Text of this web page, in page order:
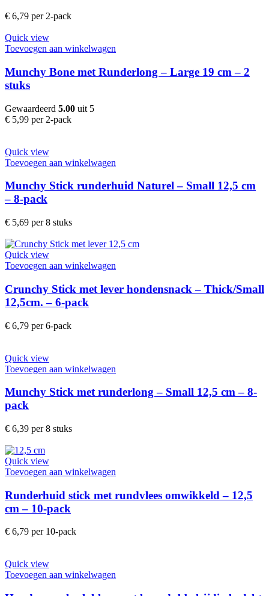
€ 6,79 per 2-pack
Quick view
Toevoegen aan winkelwagen
Munchy Bone met Runderlong – Large 19 cm – 2
stuks
Gewaardeerd 5.00 uit 5
€ 5,99 per 2-pack
Quick view
Toevoegen aan winkelwagen
Munchy Stick runderhuid Naturel – Small 12,5 cm
– 8-pack
€ 5,69 per 8 stuks
Quick view
Toevoegen aan winkelwagen
Crunchy Stick met lever hondensnack – Thick/Small
12,5cm. – 6-pack
€ 6,79 per 6-pack
Quick view
Toevoegen aan winkelwagen
Munchy Stick met runderlong – Small 12,5 cm – 8-
pack
€ 6,39 per 8 stuks
Quick view
Toevoegen aan winkelwagen
Runderhuid stick met rundvlees omwikkeld – 12,5
cm – 10-pack
€ 6,79 per 10-pack
Quick view
Toevoegen aan winkelwagen